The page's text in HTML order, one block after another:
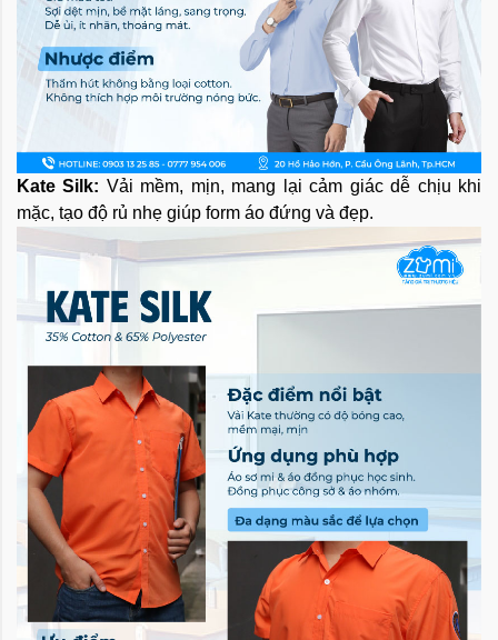
Kate Silk: Vải mềm, mịn, mang lại cảm giác dễ chịu khi
mặc, tạo độ rủ nhẹ giúp form áo đứng và đẹp.